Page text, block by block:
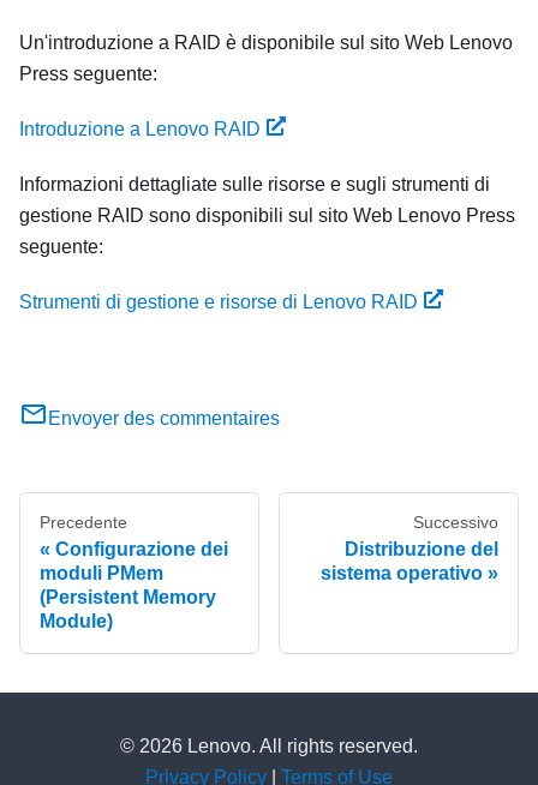
Un'introduzione a RAID è disponibile sul sito Web Lenovo
Press seguente:
Introduzione a Lenovo RAID
Informazioni dettagliate sulle risorse e sugli strumenti di
gestione RAID sono disponibili sul sito Web Lenovo Press
seguente:
Strumenti di gestione e risorse di Lenovo RAID
Envoyer des commentaires
Precedente
Configurazione dei
moduli PMem
(Persistent Memory
Module)
Successivo
Distribuzione del
sistema operativo
© 2026 Lenovo. All rights reserved.
Privacy Policy
Terms of Use